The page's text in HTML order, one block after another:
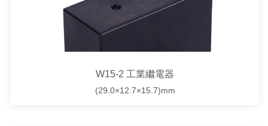
W15-2 工業繼電器
(29.0×12.7×15.7)mm